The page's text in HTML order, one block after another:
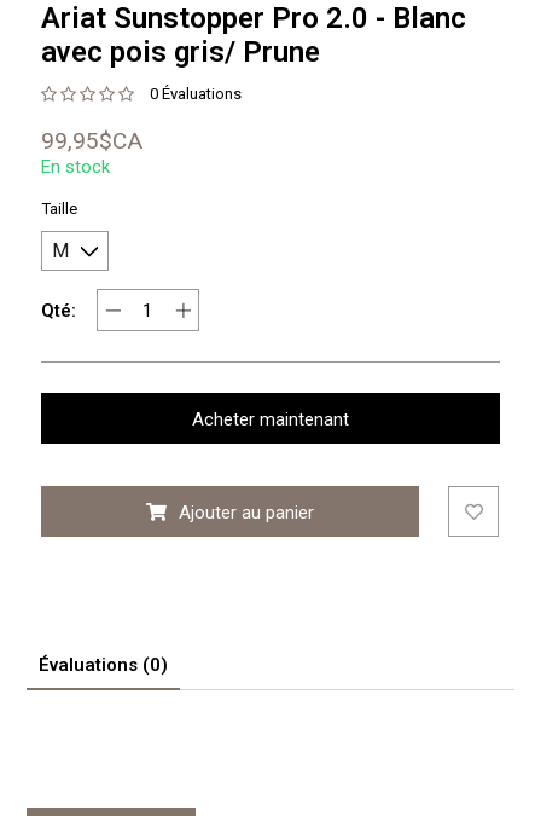
Ariat Sunstopper Pro 2.0 - Blanc
avec pois gris/ Prune
0 Évaluations
99,95$CA
En stock
Taille
Qté:
Acheter maintenant
Ajouter au panier
Évaluations (0)